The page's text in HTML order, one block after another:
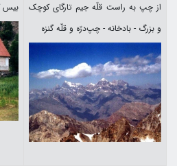
از چپ به راست قلّه جيم‌ تارگای كوچك
و بزرگ - بادخانه - چپ‌درّه و قلّه گنزه
بيس